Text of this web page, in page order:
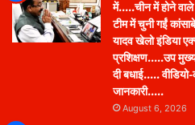
में…..चीन में होने वाले
टीम में चुनी गईं
यादव खेलो इंडिया
प्रशिक्षण…..उप
दी बधाई…..
जानकारी…..
August 6, 2026